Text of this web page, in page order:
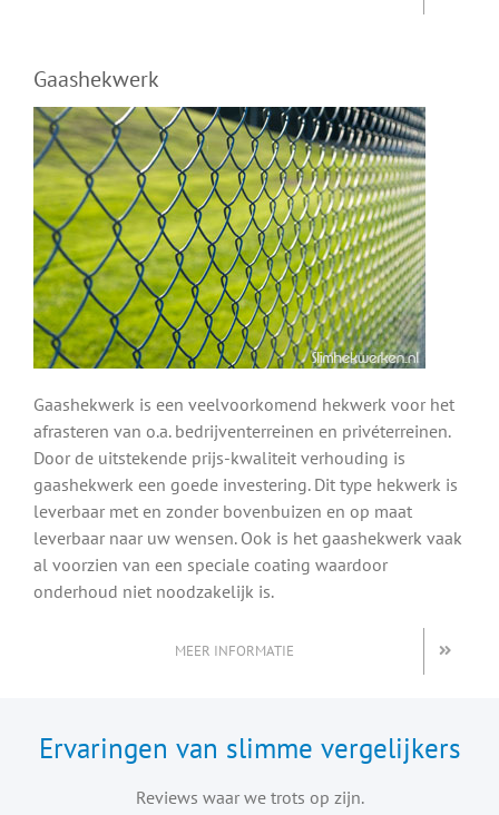
Gaashekwerk
Gaashekwerk is een veelvoorkomend hekwerk voor het
afrasteren van o.a. bedrijventerreinen en privéterreinen.
Door de uitstekende prijs-kwaliteit verhouding is
gaashekwerk een goede investering. Dit type hekwerk is
leverbaar met en zonder bovenbuizen en op maat
leverbaar naar uw wensen. Ook is het gaashekwerk vaak
al voorzien van een speciale coating waardoor
onderhoud niet noodzakelijk is.
MEER INFORMATIE
Ervaringen van slimme vergelijkers
Reviews waar we trots op zijn.